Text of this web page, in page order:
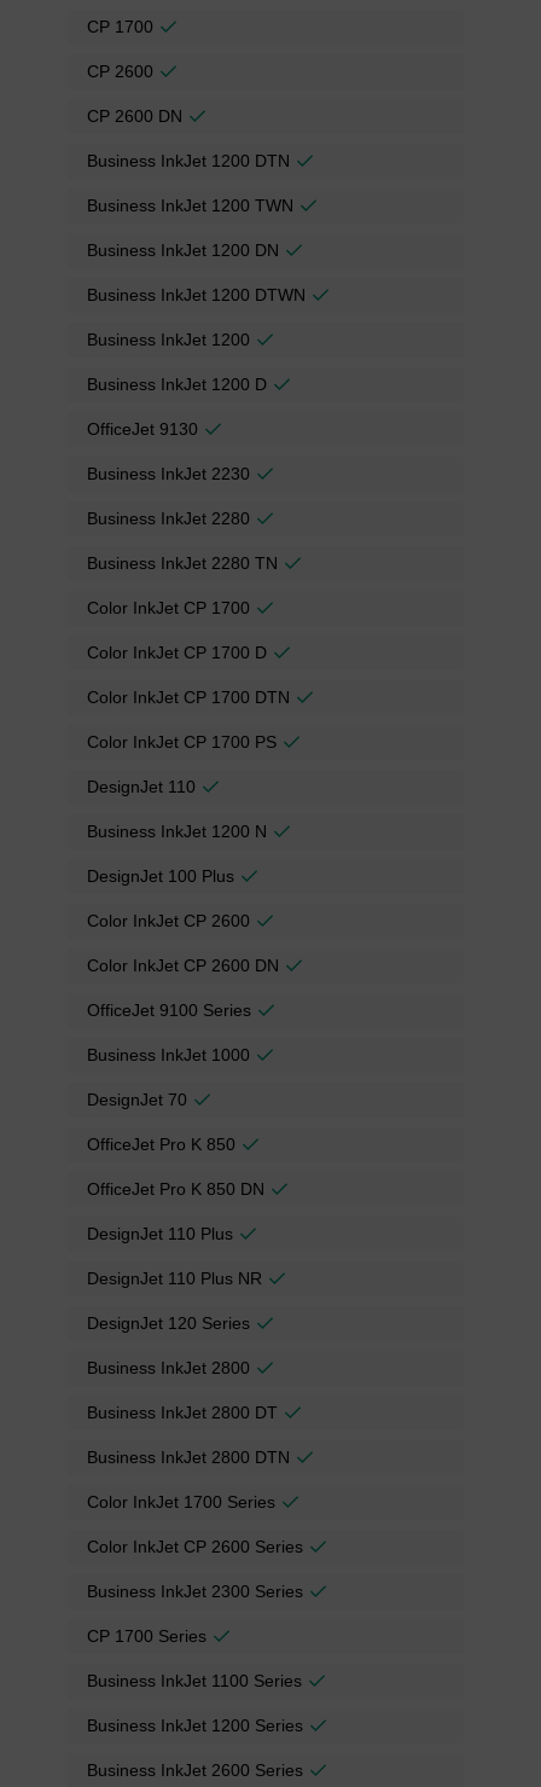
CP 1700
CP 2600
CP 2600 DN
Business InkJet 1200 DTN
Business InkJet 1200 TWN
Business InkJet 1200 DN
Business InkJet 1200 DTWN
Business InkJet 1200
Business InkJet 1200 D
OfficeJet 9130
Business InkJet 2230
Business InkJet 2280
Business InkJet 2280 TN
Color InkJet CP 1700
Color InkJet CP 1700 D
Color InkJet CP 1700 DTN
Color InkJet CP 1700 PS
DesignJet 110
Business InkJet 1200 N
DesignJet 100 Plus
Color InkJet CP 2600
Color InkJet CP 2600 DN
OfficeJet 9100 Series
Business InkJet 1000
DesignJet 70
OfficeJet Pro K 850
OfficeJet Pro K 850 DN
DesignJet 110 Plus
DesignJet 110 Plus NR
DesignJet 120 Series
Business InkJet 2800
Business InkJet 2800 DT
Business InkJet 2800 DTN
Color InkJet 1700 Series
Color InkJet CP 2600 Series
Business InkJet 2300 Series
CP 1700 Series
Business InkJet 1100 Series
Business InkJet 1200 Series
Business InkJet 2600 Series